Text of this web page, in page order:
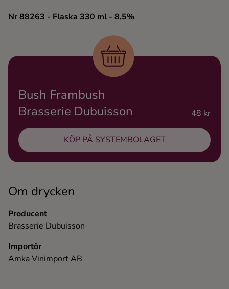
Ingredienser
Nr 88263 - Flaska 330 ml - 8,5%
Om drycken
Producent
Brasserie Dubuisson
Importör
Amka Vinimport AB
Bush Frambush
Brasserie Dubuisson
48 kr
KÖP PÅ SYSTEMBOLAGET